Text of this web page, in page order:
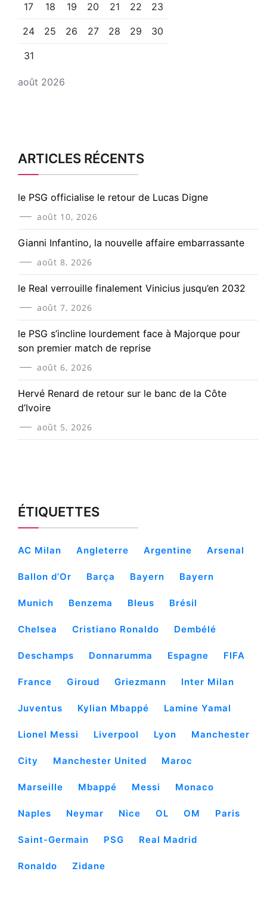
août 2026
17 18 19 20 21 22 23
24 25 26 27 28 29 30
31
ARTICLES RÉCENTS
le PSG officialise le retour de Lucas Digne
août 10, 2026
Gianni Infantino, la nouvelle affaire embarrassante
août 8, 2026
le Real verrouille finalement Vinicius jusqu’en 2032
août 7, 2026
le PSG s’incline lourdement face à Majorque pour
son premier match de reprise
août 6, 2026
Hervé Renard de retour sur le banc de la Côte
d’Ivoire
août 5, 2026
ÉTIQUETTES
AC Milan Angleterre Argentine Arsenal
Ballon d’Or Barça Bayern Bayern
Munich Benzema Bleus Brésil
Chelsea Cristiano Ronaldo Dembélé
Deschamps Donnarumma Espagne FIFA
France Giroud Griezmann Inter Milan
Juventus Kylian Mbappé Lamine Yamal
Lionel Messi Liverpool Lyon Manchester
City Manchester United Maroc
Marseille Mbappé Messi Monaco
Naples Neymar Nice OL OM Paris
Saint-Germain PSG Real Madrid
Ronaldo Zidane